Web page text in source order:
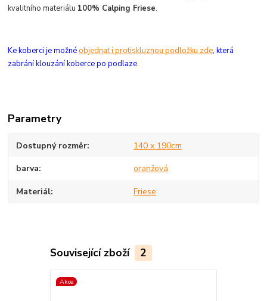
kvalitního materiálu 100% Calping Friese.
Ke koberci je možnéobjednat i protiskluznou podložku zde, která
zabrání klouzání koberce po podlaze.
Parametry
Dostupný rozměr 140 x 190cm
barva oranžová
Materiál Friese
Související zboží 2
Akce